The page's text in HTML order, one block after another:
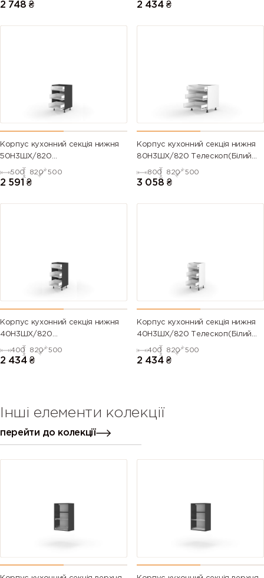
2 748 ₴ 2 434 ₴
Корпус кухонний секція нижня
50Н3ШХ/820
Телескоп(Антрацит (Серія М))
500 820 500
2 591 ₴
Корпус кухонний секція нижня
80Н3ШХ/820 Телескоп(Білий
(Серія М))
800 820 500
3 058 ₴
Корпус кухонний секція нижня
40Н3ШХ/820
Телескоп(Антрацит (Серія М))
400 820 500
2 434 ₴
Корпус кухонний секція нижня
40Н3ШХ/820 Телескоп(Білий
(Серія М4003))
400 820 500
2 434 ₴
Інші елементи колекції
перейти до колекції